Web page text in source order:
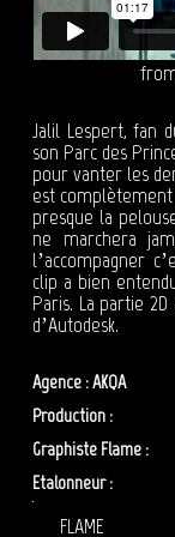
Jalil Lespert, fan
son Parc des
pour vanter les
est
presque la
ne marchera
l’accompagner
clip a bien
Paris. La partie
d’Autodesk.
Agence : AKQA
Production :
Graphiste Flame :
Etalonneur :
FLAME